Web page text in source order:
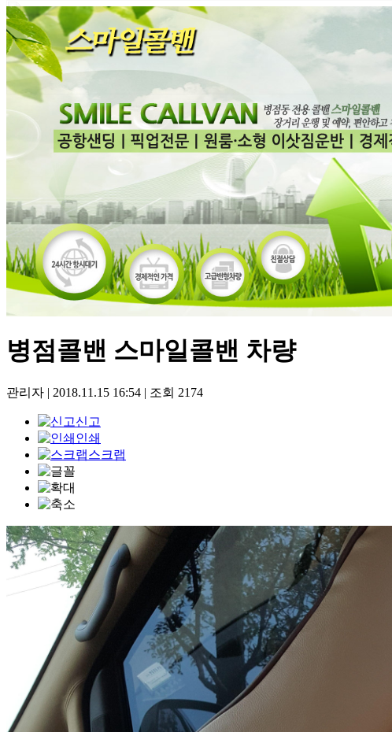
병점콜밴 스마일콜밴 차량
관리자 | 2018.11.15 16:54 | 조회 2174
신고
인쇄
스크랩